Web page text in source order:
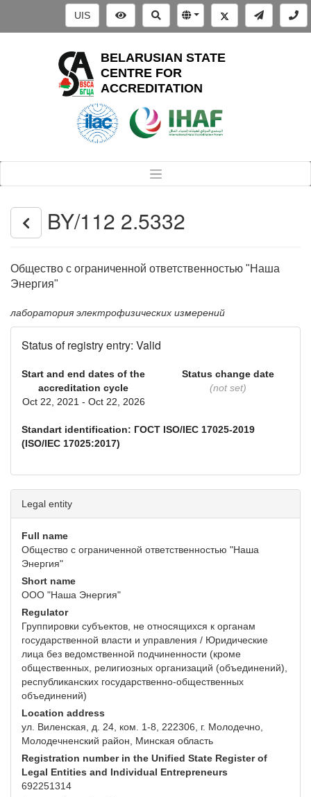
UIS
BELARUSIAN STATE
CENTRE FOR
ACCREDITATION
BY/112 2.5332
Общество с ограниченной ответственностью "Наша
Энергия"
лаборатория электрофизических измерений
Status of registry entry: Valid
Start and end dates of the
accreditation cycle
Oct 22, 2021 - Oct 22, 2026
Status change date
(not set)
Standart identification: ГОСТ ISO/IEC 17025-2019
(ISO/IEC 17025:2017)
Legal entity
Full name
Общество с ограниченной ответственностью "Наша
Энергия"
Short name
ООО "Наша Энергия"
Regulator
Группировки субъектов, не относящихся к органам
государственной власти и управления / Юридические
лица без ведомственной подчиненности (кроме
общественных, религиозных организаций (объединений),
республиканских государственно-общественных
объединений)
Location address
ул. Виленская, д. 24, ком. 1-8, 222306, г. Молодечно,
Молодечненский район, Минская область
Registration number in the Unified State Register of
Legal Entities and Individual Entrepreneurs
692251314